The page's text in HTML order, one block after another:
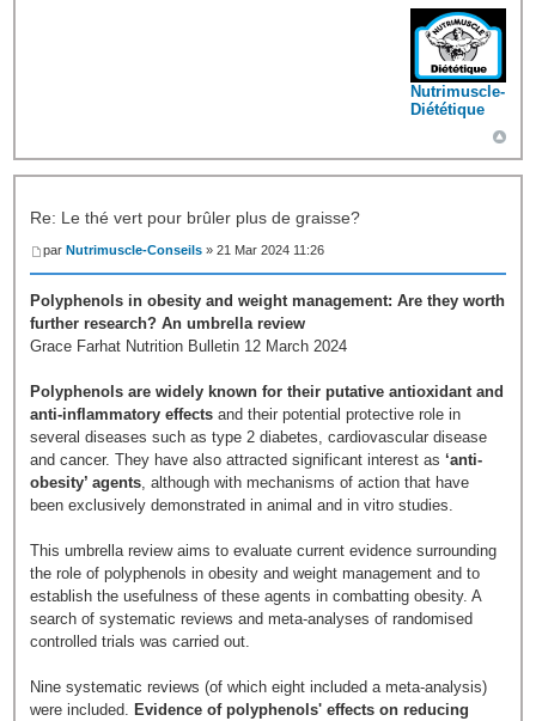
Nutrimuscle-
Diététique
Re: Le thé vert pour brûler plus de graisse?
parNutrimuscle-Conseils » 21 Mar 2024 11:26
Polyphenols in obesity and weight management: Are they worth
further research? An umbrella review
Grace Farhat Nutrition Bulletin 12 March 2024
Polyphenols are widely known for their putative antioxidant and
anti-inflammatory effectsand their potential protective role in
several diseases such as type 2 diabetes, cardiovascular disease
and cancer. They have also attracted significant interest as‘anti-
obesity’ agents , although with mechanisms of action that have
been exclusively demonstrated in animal and in vitro studies.
This umbrella review aims to evaluate current evidence surrounding
the role of polyphenols in obesity and weight management and to
establish the usefulness of these agents in combatting obesity. A
search of systematic reviews and meta-analyses of randomised
controlled trials was carried out.
Nine systematic reviews (of which eight included a meta-analysis)
were included.Evidence of polyphenols' effects on reducing